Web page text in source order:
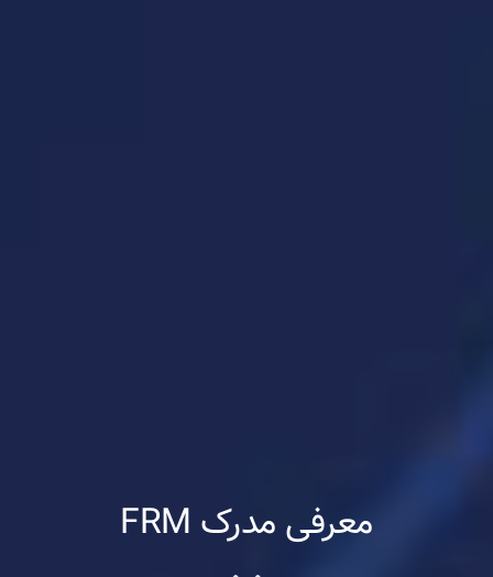
معرفی مدرک FRM